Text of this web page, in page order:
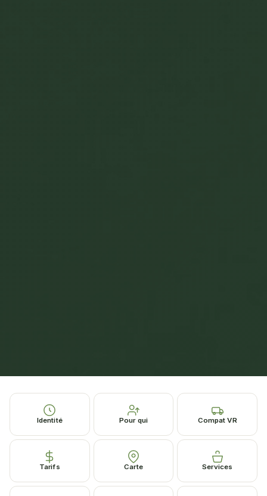
Identité Pour qui Compat VR
Tarifs Carte Services